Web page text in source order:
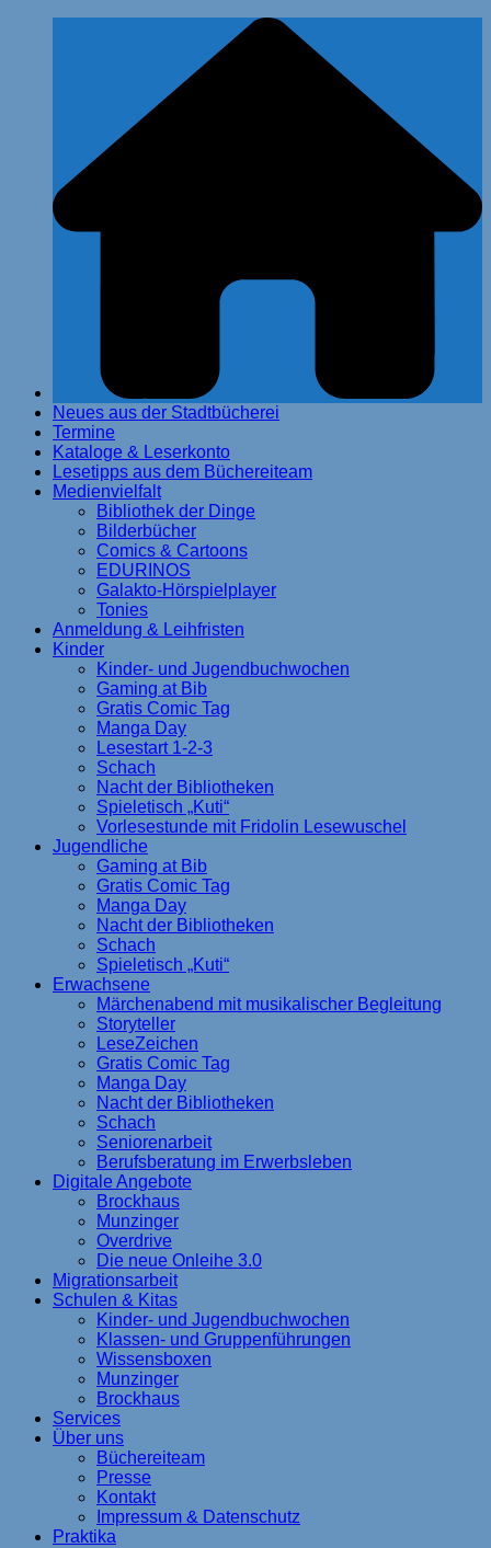
Neues aus der Stadtbücherei
Termine
Kataloge & Leserkonto
Lesetipps aus dem Büchereiteam
Medienvielfalt
Bibliothek der Dinge
Bilderbücher
Comics & Cartoons
EDURINOS
Galakto-Hörspielplayer
Tonies
Anmeldung & Leihfristen
Kinder
Kinder- und Jugendbuchwochen
Gaming at Bib
Gratis Comic Tag
Manga Day
Lesestart 1-2-3
Schach
Nacht der Bibliotheken
Spieletisch „Kuti“
Vorlesestunde mit Fridolin Lesewuschel
Jugendliche
Gaming at Bib
Gratis Comic Tag
Manga Day
Nacht der Bibliotheken
Schach
Spieletisch „Kuti“
Erwachsene
Märchenabend mit musikalischer Begleitung
Storyteller
LeseZeichen
Gratis Comic Tag
Manga Day
Nacht der Bibliotheken
Schach
Seniorenarbeit
Berufsberatung im Erwerbsleben
Digitale Angebote
Brockhaus
Munzinger
Overdrive
Die neue Onleihe 3.0
Migrationsarbeit
Schulen & Kitas
Kinder- und Jugendbuchwochen
Klassen- und Gruppenführungen
Wissensboxen
Munzinger
Brockhaus
Services
Über uns
Büchereiteam
Presse
Kontakt
Impressum & Datenschutz
Praktika